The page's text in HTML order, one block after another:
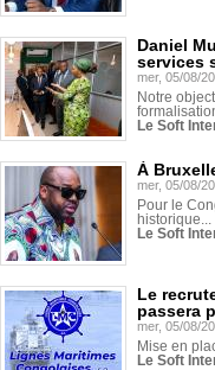
Daniel
services
mer, 05/08/
Notre
Le Soft
À
mer, 05/08/
Pour le
historique...
Le Soft
Le
passera
mer, 05/08/
Mise en
Le Soft